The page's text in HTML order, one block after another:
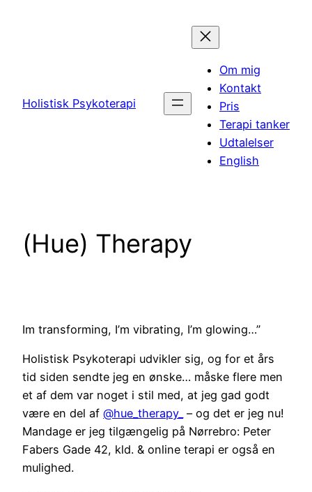
Holistisk Psykoterapi
Om mig
Kontakt
Pris
Terapi tanker
Udtalelser
English
(Hue) Therapy
Im transforming, I’m vibrating, I’m glowing…”
Holistisk Psykoterapi udvikler sig, og for et års
tid siden sendte jeg en ønske… måske flere men
et af dem var noget i stil med, at jeg gad godt
være en del af @hue_therapy_ – og det er jeg nu!
Mandage er jeg tilgængelig på Nørrebro: Peter
Fabers Gade 42, kld. & online terapi er også en
mulighed.